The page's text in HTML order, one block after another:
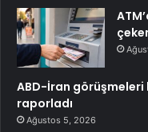
ABD-İran görüşmeleri
raporladı
Ağustos 5, 2026